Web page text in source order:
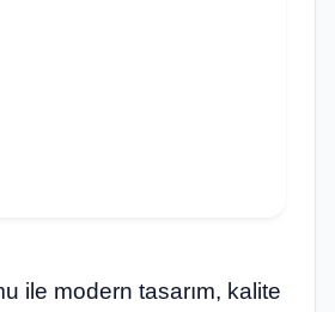
ile modern tasarım, kalite